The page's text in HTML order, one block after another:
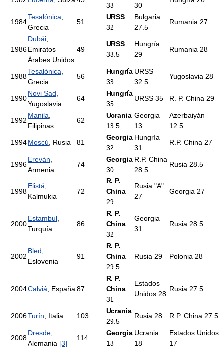
33
30
1984
Tesalónica
Grecia
51
URSS
32
Bulgaria
27.5
Rumania 27
1986
Dubái
Emiratos
Árabes Unidos
49
URSS
33.5
Hungría
29
Rumania 28
1988
Tesalónica
Grecia
56
Hungría
33
URSS
32.5
Yugoslavia 28
1990
Novi Sad
Yugoslavia
64
Hungría
35
URSS 35 R. P. China 29
1992
Manila
Filipinas
62
Ucrania
13.5
Georgia
13
Azerbaiyán
12.5
1994Moscú , Rusia 81
Georgia
32
Hungría
31
R.P. China 27
1996
Ereván
Armenia
74
Georgia
30
R.P. China
28.5
Rusia 28.5
1998
Elistá
Kalmukia
72
R. P.
China
29
Rusia "A"
27
Georgia 27
2000
Estambul
Turquía
86
R. P.
China
32
Georgia
31
Rusia 28.5
2002
Bled
Eslovenia
91
R. P.
China
29.5
Rusia 29 Polonia 28
2004Calviá , España 87
R. P.
China
31
Estados
Unidos 28
Rusia 27.5
2006Turín , Italia 103
Ucrania
29.5
Rusia 28 R.P. China 27.5
2008
Dresde
Alemania [3]
114
Georgia
18
Ucrania
18
Estados Unidos
17